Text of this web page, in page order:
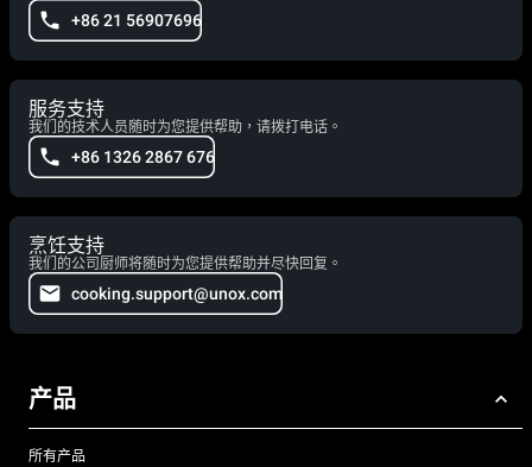
+86 21 56907696
服务支持
我们的技术人员随时为您提供帮助，请拨打电话。
+86 1326 2867 676
烹饪支持
我们的公司厨师将随时为您提供帮助并尽快回复。
cooking.support@unox.com
产品
所有产品